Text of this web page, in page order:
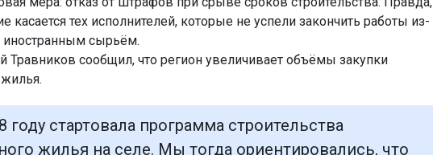
касается тех исполнителей, которые не успели закончить работы из-
иностранным сырьём.
Травников сообщил, что регион увеличивает объёмы закупки
году стартовала программа строительства
жилья на селе. Мы тогда ориентировались, что